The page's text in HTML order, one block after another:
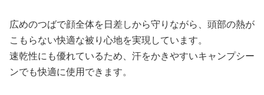
広めのつばで顔全体を日差しから守りながら、頭部の熱が
こもらない快適な被り心地を実現しています。
速乾性にも優れているため、汗をかきやすいキャンプシー
ンでも快適に使用できます。